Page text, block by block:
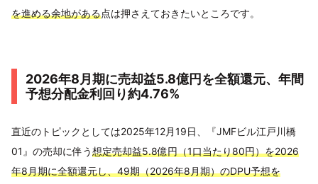
を進める余地がある点は押さえておきたいところです。
2026年8月期に売却益5.8億円を全額還元、年間
予想分配金利回り約4.76%
直近のトピックとしては2025年12月19日、『JMFビル江戸川橋
01』の売却に伴う想定売却益5.8億円（1口当たり80円）を2026
年8月期に全額還元し、49期（2026年8月期）のDPU予想を